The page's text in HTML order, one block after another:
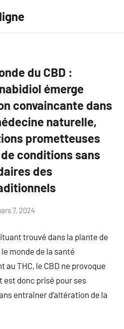
du CBD :
émerge
convaincante dans
naturelle,
prometteuses
conditions sans
des
7, 2024
trouvé dans la plante de
monde de la santé
THC, le CBD ne provoque
est donc prisé pour ses
entraîner d’altération de la